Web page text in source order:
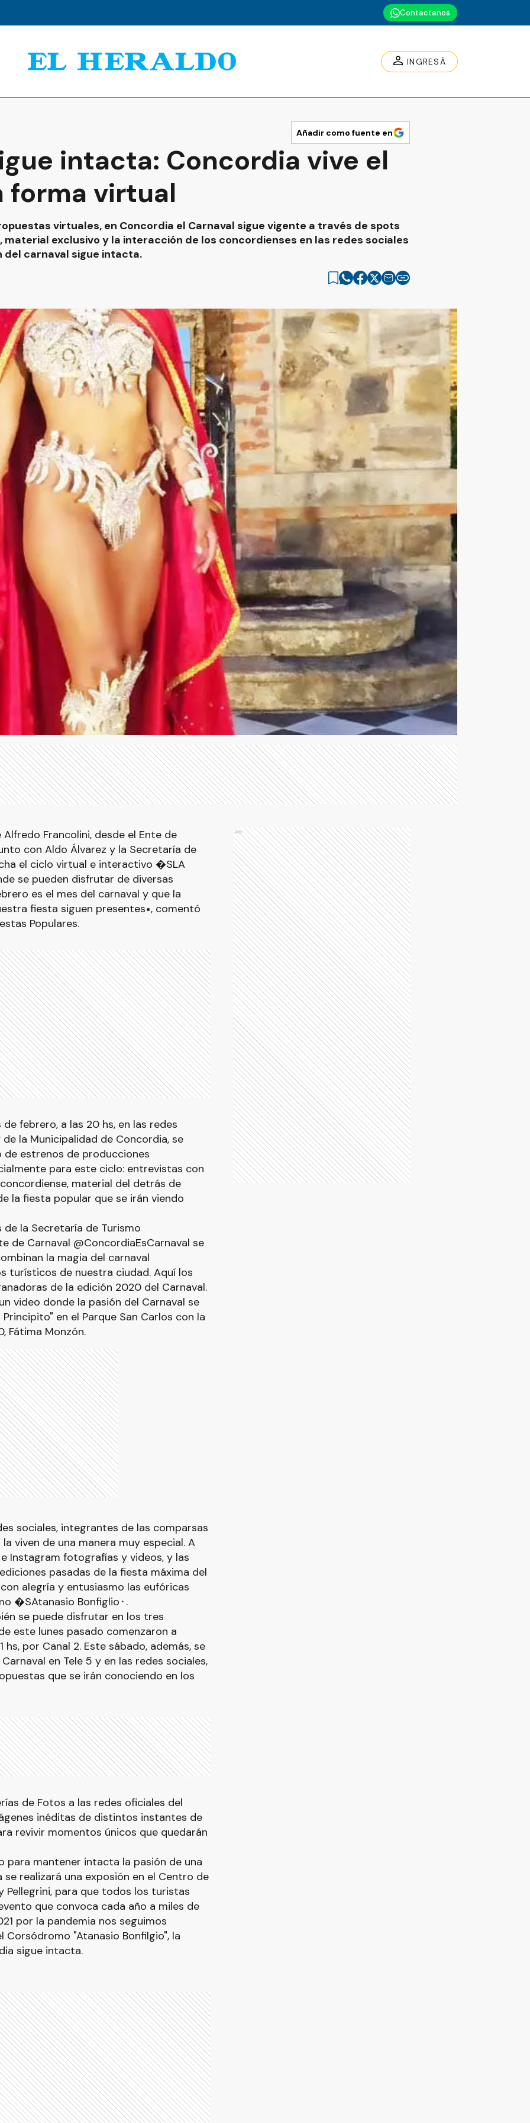
Contactanos
INGRESÁ
Añadir como fuente en
intacta: Concordia vive el
forma virtual
virtuales, en Concordia el Carnaval sigue vigente a través de spots
exclusivo y la interacción de los concordienses en las redes sociales
del carnaval sigue intacta.
Francolini, desde el Ente de
con Aldo Álvarez y la Secretaría de
el ciclo virtual e interactivo �SLA
se pueden disfrutar de diversas
es el mes del carnaval y que la
fiesta siguen presentes⬝, comentó
Populares.
febrero, a las 20 hs, en las redes
la Municipalidad de Concordia, se
estrenos de producciones
para este ciclo: entrevistas con
material del detrás de
la fiesta popular que se irán viendo
de la Secretaría de Turismo
de Carnaval @ConcordiaEsCarnaval se
la magia del carnaval
turísticos de nuestra ciudad. Aquí los
de la edición 2020 del Carnaval.
video donde la pasión del Carnaval se
en el Parque San Carlos con la
Fátima Monzón.
sociales, integrantes de las comparsas
viven de una manera muy especial. A
Instagram fotografías y videos, y las
pasadas de la fiesta máxima del
alegría y entusiasmo las eufóricas
�SAtanasio Bonfiglio⬝.
se puede disfrutar en los tres
este lunes pasado comenzaron a
por Canal 2. Este sábado, además, se
en Tele 5 y en las redes sociales,
que se irán conociendo en los
de Fotos a las redes oficiales del
inéditas de distintos instantes de
revivir momentos únicos que quedarán
mantener intacta la pasión de una
realizará una exposión en el Centro de
para que todos los turistas
que convoca cada año a miles de
por la pandemia nos seguimos
"Atanasio Bonfilgio", la
sigue intacta.
Ads